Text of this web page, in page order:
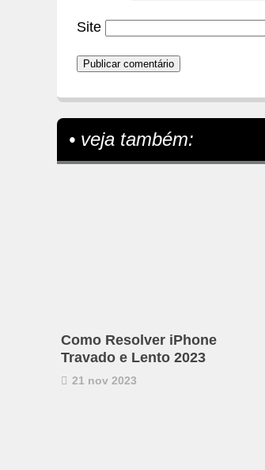
Site
• veja também:
Como Resolver iPhone
Travado e Lento 2023
21 nov 2023